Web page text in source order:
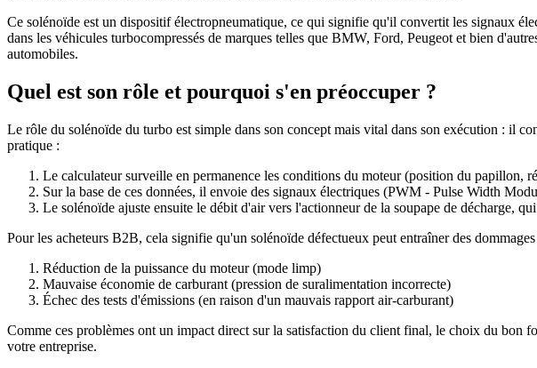
Ce solénoïde est un dispositif électropneumatique, ce qui signifie qu'il convertit les signaux
dans les véhicules turbocompressés de marques telles que BMW, Ford, Peugeot et bien
automobiles.
Quel est son rôle et pourquoi s'en préoccuper ?
Le rôle du solénoïde du turbo est simple dans son concept mais vital dans son exécution : il
pratique :
Le calculateur surveille en permanence les conditions du moteur (position du papillon,
Sur la base de ces données, il envoie des signaux électriques (PWM - Pulse Width
Le solénoïde ajuste ensuite le débit d'air vers l'actionneur de la soupape de décharge,
Pour les acheteurs B2B, cela signifie qu'un solénoïde défectueux peut entraîner des dommages
Réduction de la puissance du moteur (mode limp)
Mauvaise économie de carburant (pression de suralimentation incorrecte)
Échec des tests d'émissions (en raison d'un mauvais rapport air-carburant)
Comme ces problèmes ont un impact direct sur la satisfaction du client final, le choix du bon
votre entreprise.